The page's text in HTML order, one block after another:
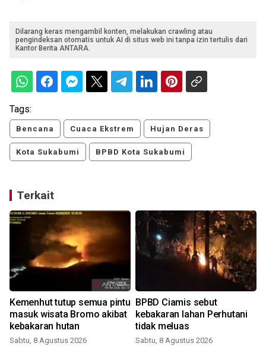
Dilarang keras mengambil konten, melakukan crawling atau
pengindeksan otomatis untuk AI di situs web ini tanpa izin tertulis dari
Kantor Berita ANTARA.
Tags:
Bencana Cuaca Ekstrem Hujan Deras
Kota Sukabumi BPBD Kota Sukabumi
Terkait
Kemenhut tutup semua pintu
masuk wisata Bromo akibat
kebakaran hutan
Sabtu, 8 Agustus 2026
BPBD Ciamis sebut
kebakaran lahan Perhutani
tidak meluas
Sabtu, 8 Agustus 2026